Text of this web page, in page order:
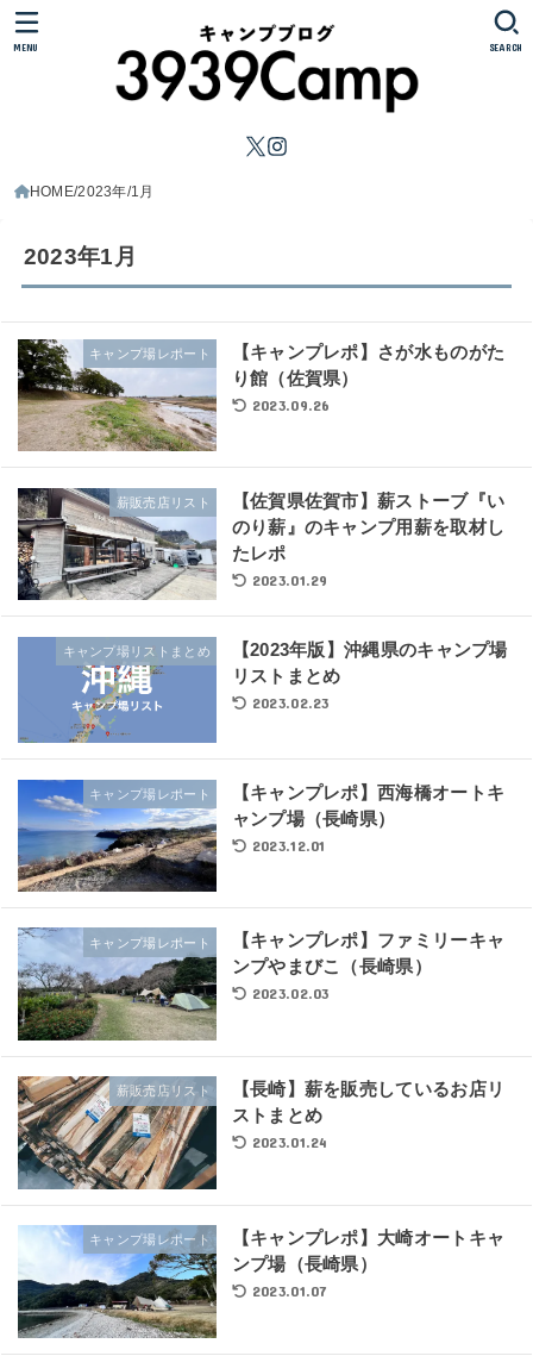
SEARCH
MENU
HOME 2023年 1月
2023年1月
キャンプ場レポート
【キャンプレポ】さが水ものがた
り館（佐賀県）
2023.09.26
薪販売店リスト
【佐賀県佐賀市】薪ストーブ『い
のり薪』のキャンプ用薪を取材し
たレポ
2023.01.29
キャンプ場リストまとめ
【2023年版】沖縄県のキャンプ場
リストまとめ
2023.02.23
キャンプ場レポート
【キャンプレポ】西海橋オートキ
ャンプ場（長崎県）
2023.12.01
キャンプ場レポート
【キャンプレポ】ファミリーキャ
ンプやまびこ（長崎県）
2023.02.03
薪販売店リスト
【長崎】薪を販売しているお店リ
ストまとめ
2023.01.24
キャンプ場レポート
【キャンプレポ】大崎オートキャ
ンプ場（長崎県）
2023.01.07